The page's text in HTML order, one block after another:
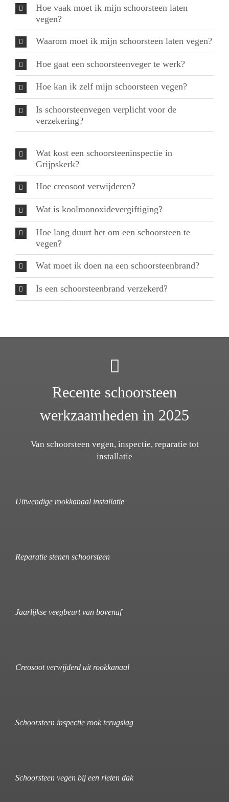
Hoe vaak moet ik mijn schoorsteen laten
vegen?
Waarom moet ik mijn schoorsteen laten vegen?
Hoe gaat een schoorsteenveger te werk?
Hoe kan ik zelf mijn schoorsteen vegen?
Is schoorsteenvegen verplicht voor de
verzekering?
Wat kost een schoorsteeninspectie in
Grijpskerk?
Hoe creosoot verwijderen?
Wat is koolmonoxidevergiftiging?
Hoe lang duurt het om een schoorsteen te
vegen?
Wat moet ik doen na een schoorsteenbrand?
Is een schoorsteenbrand verzekerd?
Recente schoorsteen
werkzaamheden in 2025
Van schoorsteen vegen, inspectie, reparatie tot
installatie
Uitwendige rookkanaal installatie
Reparatie stenen schoorsteen
Jaarlijkse veegbeurt van bovenaf
Creosoot verwijderd uit rookkanaal
Schoorsteen inspectie rook terugslag
Schoorsteen vegen bij een rieten dak